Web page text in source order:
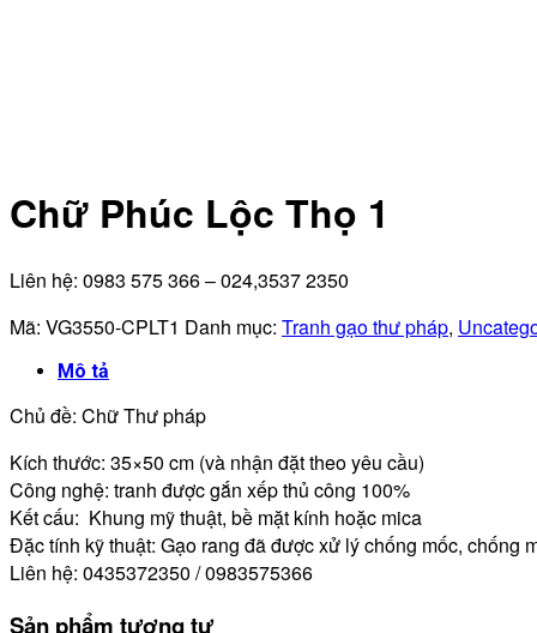
Chữ Phúc Lộc Thọ 1
Liên hệ: 0983 575 366 – 024,3537 2350
Mã: VG3550-CPLT1 Danh mục: Tranh gạo thư pháp,
Mô tả
Chủ đề: Chữ Thư pháp
Kích thước: 35×50 cm (và nhận đặt theo yêu cầu)
Công nghệ: tranh được gắn xếp thủ công 100%
Kết cấu: Khung mỹ thuật, bề mặt kính hoặc mica
Đặc tính kỹ thuật: Gạo rang đã được xử lý chống mốc, chống
Liên hệ: 0435372350 / 0983575366
Sản phẩm tương tự